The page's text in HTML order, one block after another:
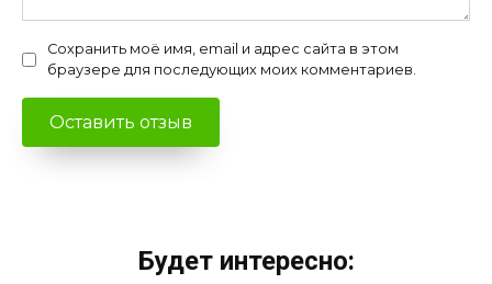
Сохранить моё имя, email и адрес сайта в этом
браузере для последующих моих комментариев.
Будет интересно: